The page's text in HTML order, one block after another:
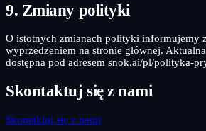
9. Zmiany polityki
O istotnych zmianach polityki informujemy
wyprzedzeniem na stronie głównej.
dostępna pod adresem snok.ai/pl/polityka-
Skontaktuj się z nami
Skontaktuj się z nami